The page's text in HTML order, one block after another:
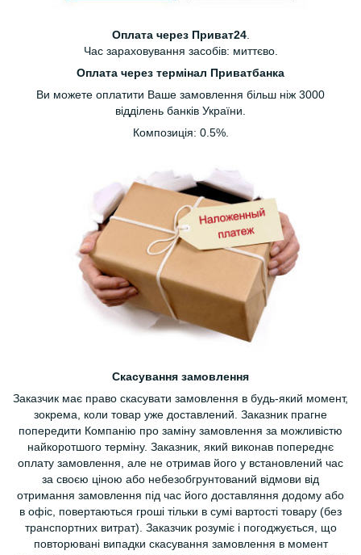
Оплата через Приват24.
Час зараховування засобів: миттєво.
Оплата через термінал Приватбанка
Ви можете оплатити Ваше замовлення більш ніж 3000
відділень банків України.
Композиція: 0.5%.
Скасування замовлення
Заказчик має право скасувати замовлення в будь-який момент,
зокрема, коли товар уже доставлений. Заказник прагне
попередити Компанію про заміну замовлення за можливістю
найкоротшого терміну. Заказник, який виконав попереднє
оплату замовлення, але не отримав його у встановлений час
за своєю ціною або небезобгрунтований відмови від
отримання замовлення під час його доставляння додому або
в офіс, повертаються гроші тільки в сумі вартості товару (без
транспортних витрат). Заказчик розуміє і погоджується, що
повторювані випадки скасування замовлення в момент